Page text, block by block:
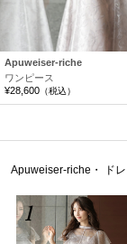
Apuweiser-riche
ワンピース
¥28,600 （税込）
Apuweiser-riche・ ド
1